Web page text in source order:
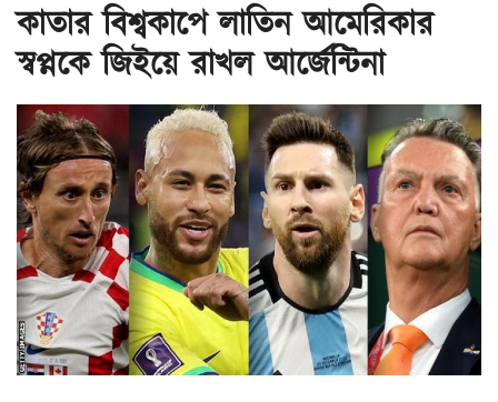
কাতার বিশ্বকাপে লাতিন আমেরিকার
স্বপ্নকে জিইয়ে রাখল আর্জেন্টিনা